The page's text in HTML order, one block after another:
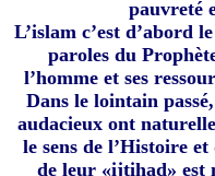
pauvreté
L’islam c’est d’abord
paroles du
l’homme et ses
Dans le lointain
audacieux ont
le sens de l’Histoire
de leur «ijtihad» est